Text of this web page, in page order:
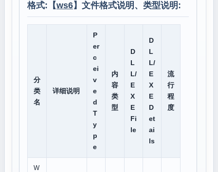
格式:【ws6】文件格式说明、类型说明:
分
类
名
详细说明
P
er
c
ei
v
e
d
T
y
p
e
内
容
类
型
D
L
L/
E
X
E
Fi
le
D
L
L/
E
X
E
D
et
ai
ls
流
行
程
度
W